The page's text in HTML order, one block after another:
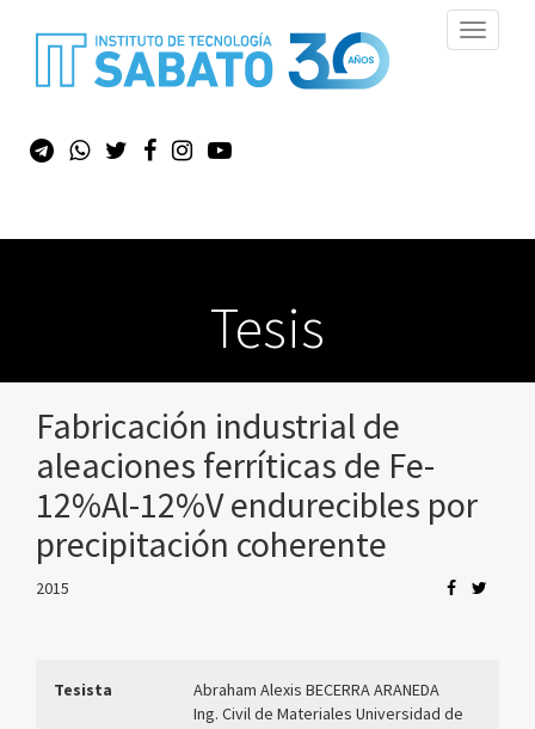
Toggle
Tesis
Fabricación industrial de
aleaciones ferríticas de Fe-
12%Al-12%V endurecibles por
precipitación coherente
2015
Tesista
Abraham Alexis BECERRA ARANEDA
Ing. Civil de Materiales Universidad de